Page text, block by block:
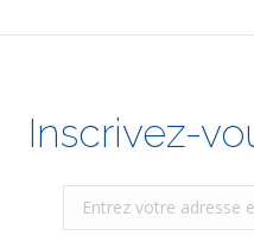
Inscrivez-